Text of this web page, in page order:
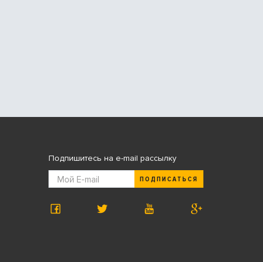
Подпишитесь на e-mail рассылку
ПОДПИСАТЬСЯ